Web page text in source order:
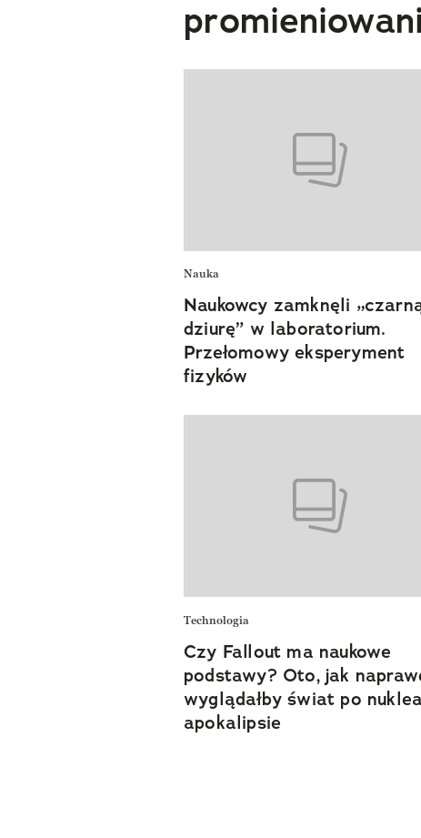
Nauka
Naukowcy zamknęli
dziurę” w laboratorium.
Przełomowy eksperyment
fizyków
Technologia
Czy Fallout ma naukowe
podstawy? Oto, jak
wyglądałby świat po
apokalipsie